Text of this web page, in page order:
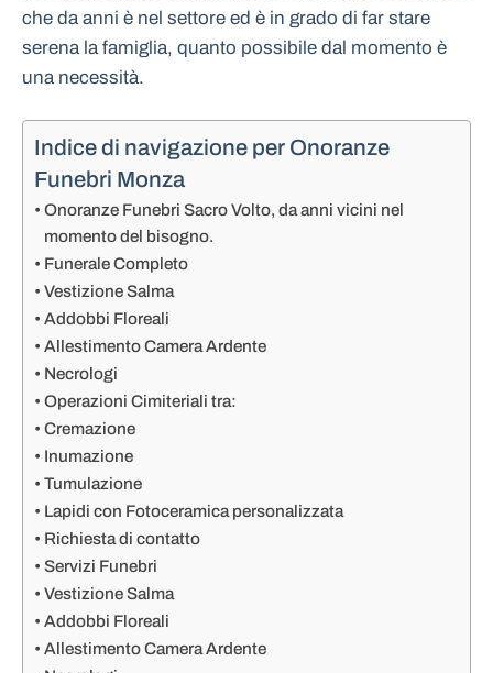
che da anni è nel settore ed è in grado di far stare
serena la famiglia, quanto possibile dal momento è
una necessità.
Indice di navigazione per Onoranze
Funebri Monza
Onoranze Funebri Sacro Volto, da anni vicini nel
momento del bisogno.
Funerale Completo
Vestizione Salma
Addobbi Floreali
Allestimento Camera Ardente
Necrologi
Operazioni Cimiteriali tra:
Cremazione
Inumazione
Tumulazione
Lapidi con Fotoceramica personalizzata
Richiesta di contatto
Servizi Funebri
Vestizione Salma
Addobbi Floreali
Allestimento Camera Ardente